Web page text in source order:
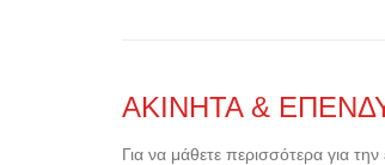
ΑΚΙΝΗΤΑ &
Για να μάθετε περισσότερα για